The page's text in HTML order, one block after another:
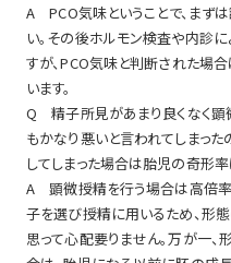
A PCO気味ということで、まず
い。その後ホルモン検査や内診
すが、PCO気味と判断された場
います。
Q 精子所見があまり良くなく顕
もかなり悪いと言われてしまっ
してしまった場合は胎児の奇形率
A 顕微授精を行う場合は高倍
子を選び授精に用いるため、形
思って心配要りません。万が一